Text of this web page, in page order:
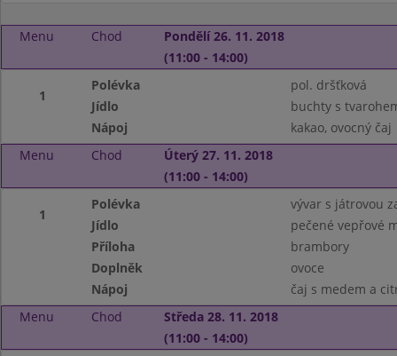
Menu Chod
Pondělí 26. 11. 2018
(11:00 - 14:00)
1
Polévka
pol. dršťková
Jídlo
buchty s
Nápoj
kakao, ovocný čaj
Menu
Chod
Úterý 27. 11. 2018
(11:00 - 14:00)
1
Polévka
vývar s játrovou
Jídlo
pečené vepřové
Příloha
brambory
Doplněk
ovoce
Nápoj
čaj s medem a
Menu
Chod
Středa 28. 11. 2018
(11:00 - 14:00)